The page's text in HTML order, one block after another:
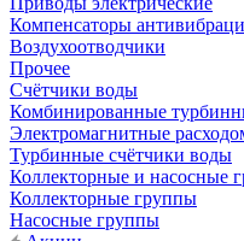
Компенсаторы
Воздухоотводчики
Прочее
Счётчики воды
Комбинированные
Электромагнитные
Турбинные счётчики воды
Коллекторные и насосные
Коллекторные группы
Насосные группы